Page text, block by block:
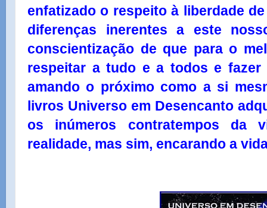
enfatizado o respeito à liberdade
diferenças inerentes a este
conscientização de que para o
respeitar a tudo e a todos e fazer
amando o próximo como a si
livros Universo em Desencanto
os inúmeros contratempos da
realidade, mas sim, encarando a